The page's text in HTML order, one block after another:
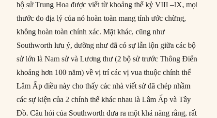
bộ sử Trung Hoa được viết từ khoảng thế kỷ VIII –IX, mọi
thước đo địa lý của nó hoàn toàn mang tính ước chừng,
không hoàn toàn chính xác. Mặt khác, cũng như
Southworth lưu ý, dường như đã có sự lẫn lộn giữa các bộ
sử lớn là Nam sử và Lương thư (2 bộ sử trước Thông Điển
khoảng hơn 100 năm) về vị trí các vị vua thuộc chính thể
Lâm Ấp điều này cho thấy các nhà viết sử đã chép nhầm
các sự kiện của 2 chính thể khác nhau là Lâm Ấp và Tây
Đồ. Câu hỏi của Southworth đưa ra một khả năng rằng, rất